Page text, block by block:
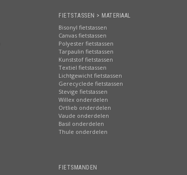
FIETSTASSEN > MATERIAAL
Bisonyl fietstassen
Canvas fietstassen
Polyester fietstassen
Tarpaulin fietstassen
Kunststof fietstassen
Textiel fietstassen
Lichtgewicht fietstassen
Gerecyclede fietstassen
Stevige fietstassen
Willex onderdelen
Ortlieb onderdelen
Vaude onderdelen
Basil onderdelen
Thule onderdelen
FIETSMANDEN